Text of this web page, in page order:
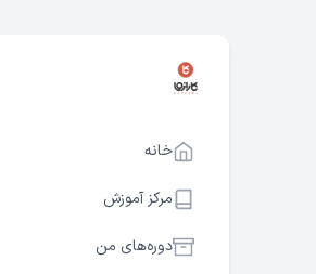
خانه
مرکز آموزش
دوره‌های من